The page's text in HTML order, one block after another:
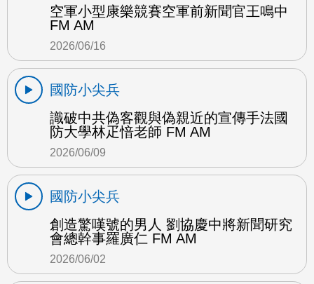
空軍小型康樂競賽空軍前新聞官王鳴中
FM AM
2026/06/16
國防小尖兵
識破中共偽客觀與偽親近的宣傳手法國
防大學林疋愔老師 FM AM
2026/06/09
國防小尖兵
創造驚嘆號的男人 劉協慶中將新聞研究
會總幹事羅廣仁 FM AM
2026/06/02